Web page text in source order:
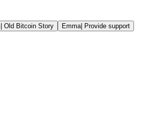
| Old Bitcoin Story Emma| Provide support